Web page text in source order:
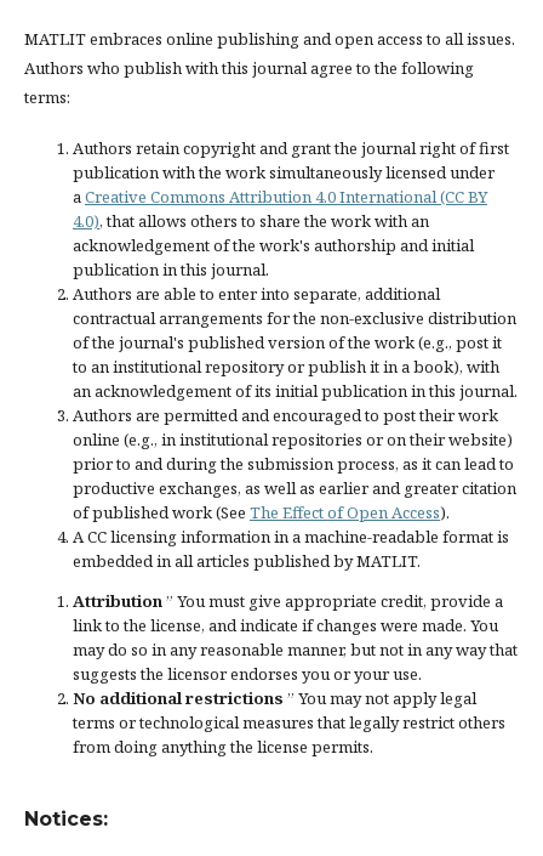
MATLIT embraces online publishing and open access to all issues.
Authors who publish with this journal agree to the following
terms:
Authors retain copyright and grant the journal right of first
publication with the work simultaneously licensed under
aCreative Commons Attribution 4.0 International (CC BY
4.0), that allows others to share the work with an
acknowledgement of the work's authorship and initial
publication in this journal.
Authors are able to enter into separate, additional
contractual arrangements for the non-exclusive distribution
of the journal's published version of the work (e.g., post it
to an institutional repository or publish it in a book), with
an acknowledgement of its initial publication in this journal.
Authors are permitted and encouraged to post their work
online (e.g., in institutional repositories or on their website)
prior to and during the submission process, as it can lead to
productive exchanges, as well as earlier and greater citation
of published work (See The Effect of Open Access).
A CC licensing information in a machine-readable format is
embedded in all articles published by MATLIT.
Attribution” You must give appropriate credit, provide a
link to the license, andindicate if changes were made. You
may do so in any reasonable manner, but not in any way that
suggests the licensor endorses you or your use.
No additional restrictions ” You may not apply legal
terms ortechnological measuresthat legally restrict others
from doing anything the license permits.
Notices: